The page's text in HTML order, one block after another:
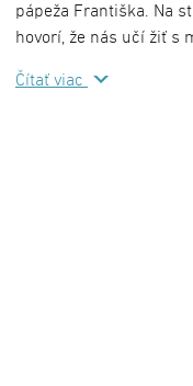
pápeža Františka. Na
hovorí, že nás učí žiť s
a nádej do sŕdc ľudí.
ktoré zohrali významnú
Čítať viac